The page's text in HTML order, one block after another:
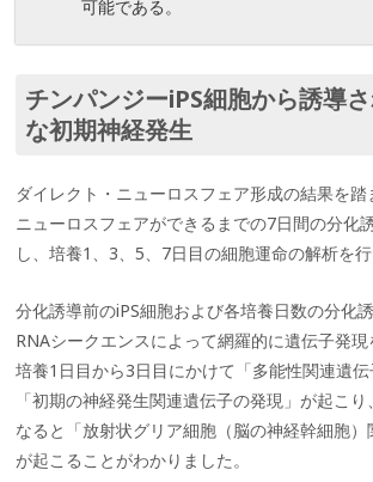
可能である。
チンパンジーiPS細胞から誘導
な初期神経発生
ダイレクト・ニューロスフェア形成の結果を踏
ニューロスフェアができるまでの7日間の分化
し、培養1、3、5、7日目の細胞運命の解析を行
分化誘導前のiPS細胞および各培養日数の分化
RNAシークエンスによって網羅的に遺伝子発現
培養1日目から3日目にかけて「多能性関連遺
「初期の神経発生関連遺伝子の発現」が起こ
なると「放射状グリア細胞（脳の神経幹細胞）
が起こることがわかりました。